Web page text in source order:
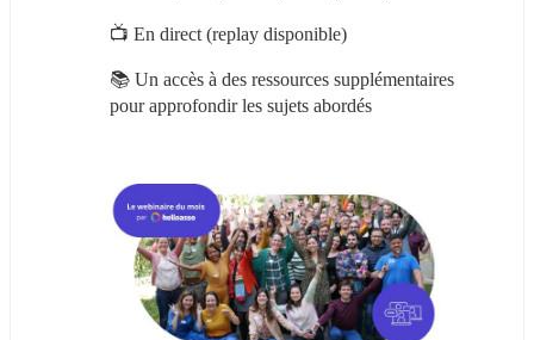
📺 En direct (replay disponible)
📚 Un accès à des ressources supplémentaires
pour approfondir les sujets abordés